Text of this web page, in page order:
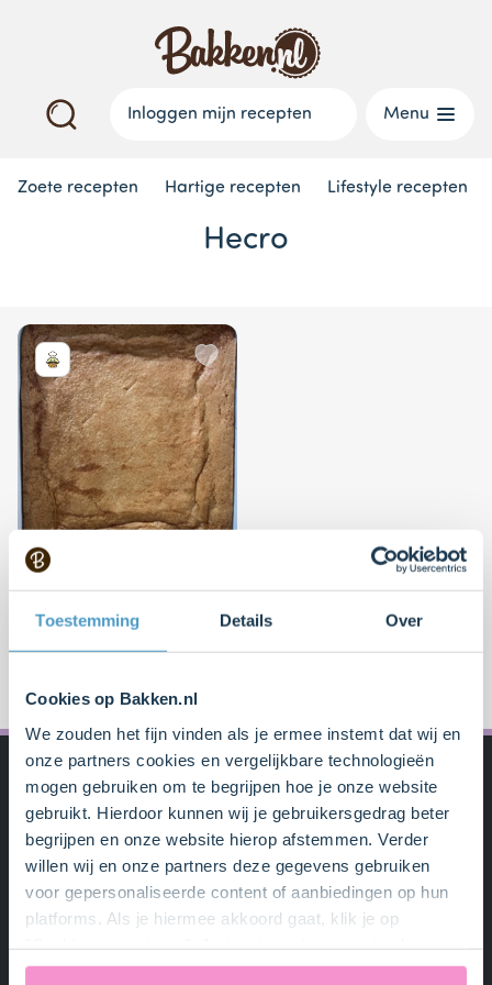
Toestemming Details Over
Cookies op Bakken.nl
We zouden het fijn vinden als je ermee instemt dat wij en
onze partners cookies en vergelijkbare technologieën
mogen gebruiken om te begrijpen hoe je onze website
gebruikt. Hierdoor kunnen wij je gebruikersgedrag beter
begrijpen en onze website hierop afstemmen. Verder
willen wij en onze partners deze gegevens gebruiken
voor gepersonaliseerde content of aanbiedingen op hun
platforms. Als je hiermee akkoord gaat, klik je op
uitdrukkelijk een eventuele gegevensoverdracht naar de
Inloggen mijn recepten Menu
Zoete recepten Hartige recepten Lifestyle recepten
Hecro
Boterkoek van tante
Bakken.nl
Over ons
Algemene voorwaarden